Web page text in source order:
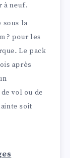
à neuf.
sous la
? pour les
Le pack
après
vol ou de
soit